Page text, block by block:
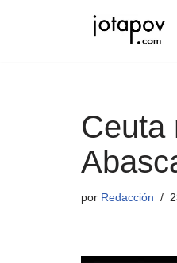
Ceuta
por Redacción